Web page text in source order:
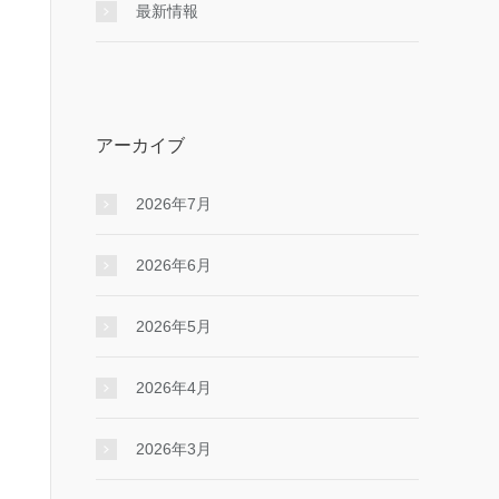
最新情報
アーカイブ
2026年7月
2026年6月
2026年5月
2026年4月
2026年3月